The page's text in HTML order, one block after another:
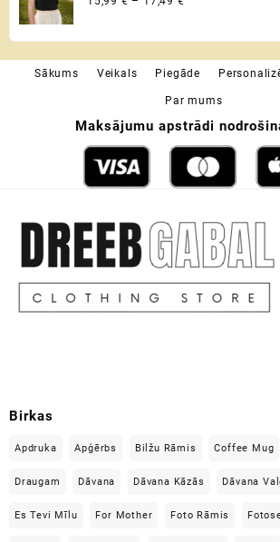
through
17,49 €
Sākums Veikals Piegāde
Par mums
Maksājumu apstrādi
Birkas
Apdruka Apģērbs Bilžu Rāmis Coffee Mug
Draugam Dāvana Dāvana Kāzās Dāvana
Es Tevi Mīlu For Mother Foto Rāmis